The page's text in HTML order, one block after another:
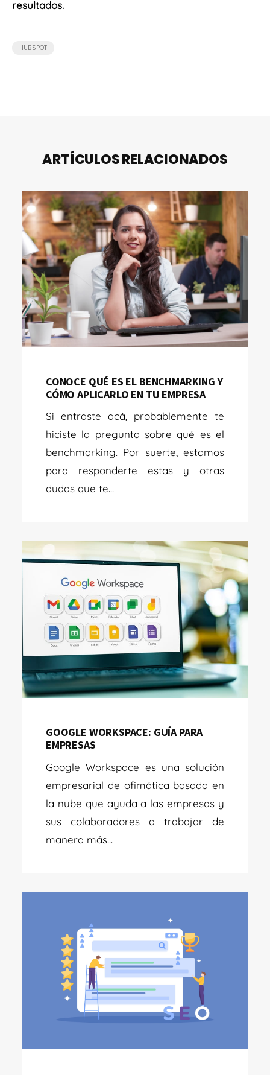
resultados.
HUBSPOT
ARTÍCULOS RELACIONADOS
CONOCE QUÉ ES EL BENCHMARKING Y
CÓMO APLICARLO EN TU EMPRESA
Si entraste acá, probablemente te
hiciste la pregunta sobre qué es el
benchmarking. Por suerte, estamos
para responderte estas y otras
dudas que te...
GOOGLE WORKSPACE: GUÍA PARA
EMPRESAS
Google Workspace es una solución
empresarial de ofimática basada en
la nube que ayuda a las empresas y
sus colaboradores a trabajar de
manera más...